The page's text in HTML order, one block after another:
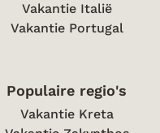
Vakantie Italië
Vakantie Portugal
Populaire regio's
Vakantie Kreta